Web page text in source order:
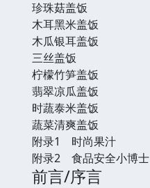
珍珠菇盖饭
木耳黑米盖饭
木瓜银耳盖饭
三丝盖饭
柠檬竹笋盖饭
翡翠凉瓜盖饭
时蔬泰米盖饭
蔬菜清爽盖饭
附录1 时尚果汁
附录2 食品安全小博士
前言/序言